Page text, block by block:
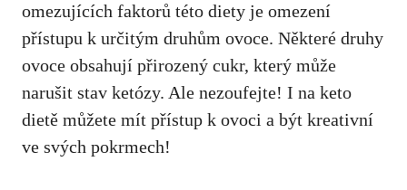
omezujících faktorů této diety je omezení
přístupu k určitým druhům ovoce. ⁢Některé druhy
ovoce obsahují přirozený cukr, který⁣ může
narušit stav ketózy.⁤ Ale ‌nezoufejte! I na​ keto
dietě můžete mít přístup k⁢ ovoci a být kreativní
ve svých pokrmech!